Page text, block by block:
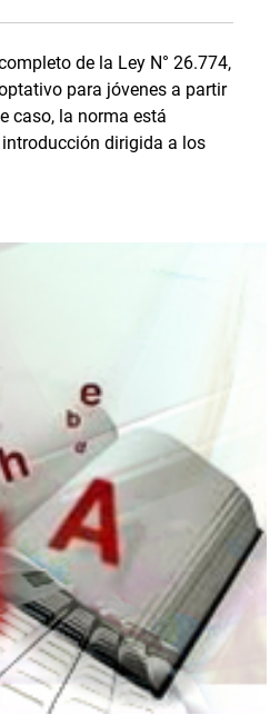
de la Ley N° 26.774,
para jóvenes a partir
caso, la norma está
dirigida a los